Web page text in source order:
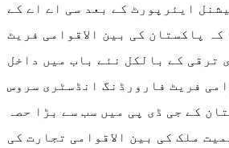
ایئرپورٹ کے بعد سی اے اے کے
پاکستان کی بین الاقوامی فریٹ
ترقی کے بالکل نئے باب میں داخل
فریٹ فارورڈنگ انڈسٹری سروس
کے جی ڈی پی میں سب سے بڑا حصہ
ملک کی بین الاقوامی تجارت کی